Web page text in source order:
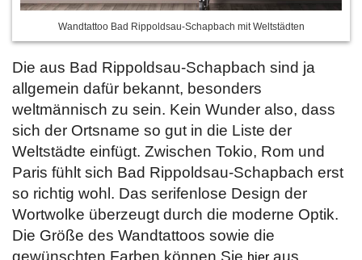
Wandtattoo Bad Rippoldsau-Schapbach mit Weltstädten
Die aus Bad Rippoldsau-Schapbach sind ja
allgemein dafür bekannt, besonders
weltmännisch zu sein. Kein Wunder also, dass
sich der Ortsname so gut in die Liste der
Weltstädte einfügt. Zwischen Tokio, Rom und
Paris fühlt sich Bad Rippoldsau-Schapbach erst
so richtig wohl. Das serifenlose Design der
Wortwolke überzeugt durch die moderne Optik.
Die Größe des Wandtattoos sowie die
gewünschten Farben können Sie hier aus